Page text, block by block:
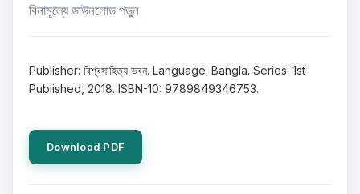
বিনামূল্যে ডাউনলোড পড়ুন
Publisher: বিশ্বসাহিত্য ভবন. Language: Bangla. Series: 1st
Published, 2018. ISBN-10: 9789849346753.
Download PDF